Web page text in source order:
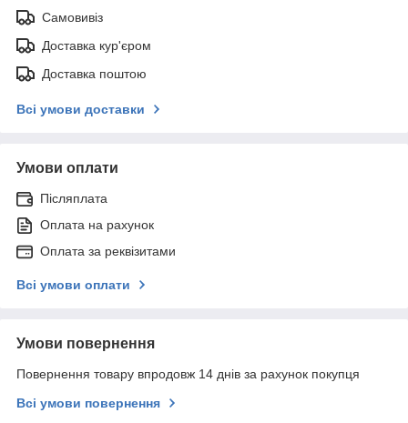
Самовивіз
Доставка кур'єром
Доставка поштою
Всі умови доставки
Умови оплати
Післяплата
Оплата на рахунок
Оплата за реквізитами
Всі умови оплати
Умови повернення
Повернення товару впродовж 14 днів за рахунок покупця
Всі умови повернення